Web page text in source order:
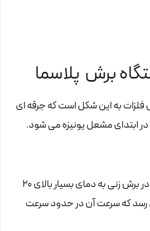
برش پلاسما
فلزات به این شکل است که جرقه ای
ابتدای مشعل یونیزه می شود.
گاز به کار برده شده در برش زنی به دمای بسیار بالای 20
رسد که سرعت آن در حدود سرعت